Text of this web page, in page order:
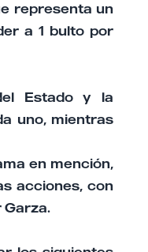
representa un
a 1 bulto por
Estado y la
uno, mientras
en mención,
acciones, con
Garza.